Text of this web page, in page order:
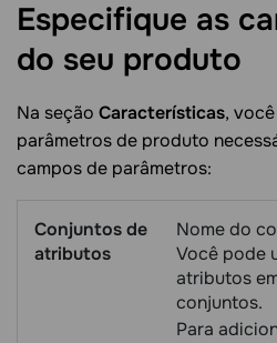
Especifique as
do seu produto
Na seção Características,
parâmetros de produto
campos de parâmetros:
Conjuntos de
atributos
Nome do
Você pode
atributos
conjuntos.
Para